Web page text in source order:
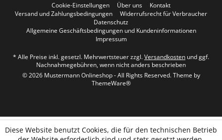
Cookie-Einstellungen Über uns
Kontakt
Versand und Zahlungsbedingungen
Widerrufsrecht für Verbraucher
Datenschutz
Allgemeine Geschäftsbedingungen und Kundeninformationen
Impressum
* Alle Preise inkl. gesetzl. Mehrwertsteuer zzgl.Versandkosten und ggf.
Nachnahmegebühren, wenn nicht anders beschrieben
© 2026 Mustermann Onlineshop - All Rights Reserved. Theme by
ThemeWare®
Diese Website benutzt Cookies, die für den technischen Betrieb